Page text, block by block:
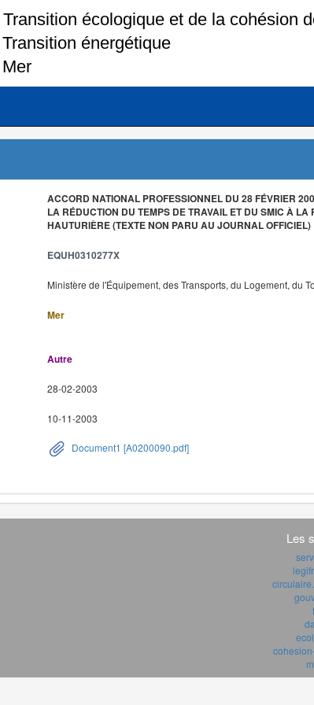
ACCORD NATIONAL PROFESSIONNEL DU 28 FÉVRIER
LA RÉDUCTION DU TEMPS DE TRAVAIL ET DU SMIC À LA
HAUTURIÈRE (TEXTE NON PARU AU JOURNAL OFFICIEL)
EQUH0310277X
Ministère de l'Équipement, des Transports, du Logement, du
Mer
Autre
28-02-2003
10-11-2003
Document1 [A0200090.pdf]
Les